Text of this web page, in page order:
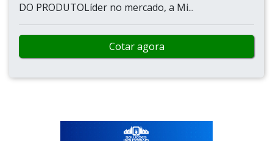
DO PRODUTOLíder no mercado, a Mi...
Cotar agora